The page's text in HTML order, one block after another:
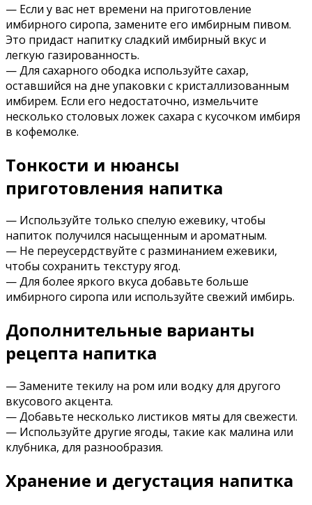
— Если у вас нет времени на приготовление
имбирного сиропа, замените его имбирным пивом.
Это придаст напитку сладкий имбирный вкус и
легкую газированность.
— Для сахарного ободка используйте сахар,
оставшийся на дне упаковки с кристаллизованным
имбирем. Если его недостаточно, измельчите
несколько столовых ложек сахара с кусочком имбиря
в кофемолке.
Тонкости и нюансы
приготовления напитка
— Используйте только спелую ежевику, чтобы
напиток получился насыщенным и ароматным.
— Не переусердствуйте с разминанием ежевики,
чтобы сохранить текстуру ягод.
— Для более яркого вкуса добавьте больше
имбирного сиропа или используйте свежий имбирь.
Дополнительные варианты
рецепта напитка
— Замените текилу на ром или водку для другого
вкусового акцента.
— Добавьте несколько листиков мяты для свежести.
— Используйте другие ягоды, такие как малина или
клубника, для разнообразия.
Хранение и дегустация напитка